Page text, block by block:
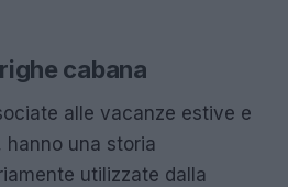
cabana
alle vacanze estive e
hanno una storia
utilizzate dalla